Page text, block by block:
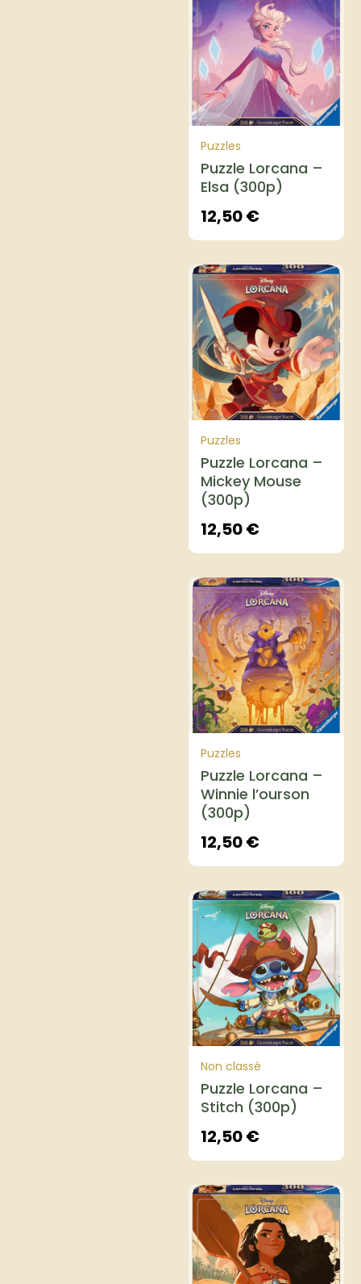
Puzzles
Puzzle Lorcana –
Elsa (300p)
12,50€
Puzzles
Puzzle Lorcana –
Mickey Mouse
(300p)
12,50€
Puzzles
Puzzle Lorcana –
Winnie l’ourson
(300p)
12,50€
Non classé
Puzzle Lorcana –
Stitch (300p)
12,50€